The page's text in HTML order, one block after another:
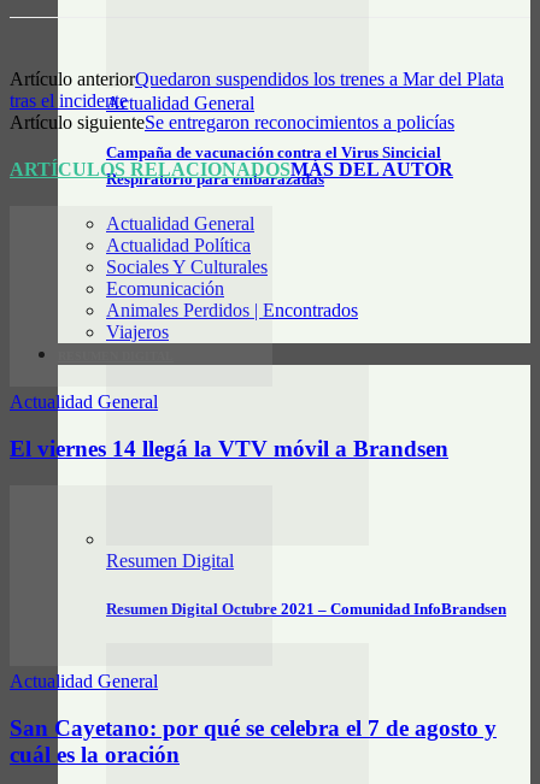
Actualidad General
Campaña de vacunación contra el Virus Sincicial
Respiratorio para embarazadas
Actualidad General
Actualidad Política
Sociales Y Culturales
Ecomunicación
Animales Perdidos | Encontrados
Viajeros
Resumen Digital
Resumen Digital Octubre 2021 – Comunidad InfoBrandsen
Artículo anteriorQuedaron suspendidos los trenes a Mar del Plata
tras el incidente
Artículo siguienteSe entregaron reconocimientos a policías
ARTÍCULOS RELACIONADOSMÁS DEL AUTOR
Actualidad General
El viernes 14 llegá la VTV móvil a Brandsen
Actualidad General
San Cayetano: por qué se celebra el 7 de agosto y
cuál es la oración